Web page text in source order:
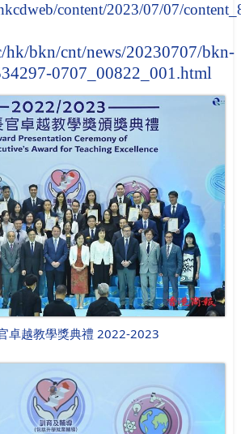
content/2023/07/07/
hk/bkn/cnt/news/20230707/bkn-
0707_00822_001.html
卓越教學獎典禮 2022-2023